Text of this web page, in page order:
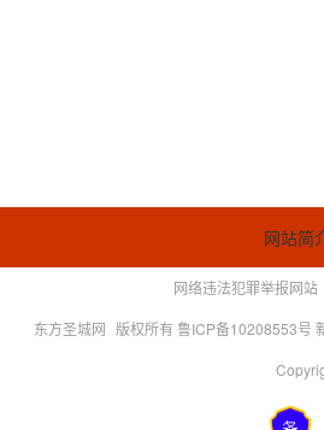
网站简
网络违法犯罪举报网站
东方圣城网 版权所有 鲁ICP备10208553号